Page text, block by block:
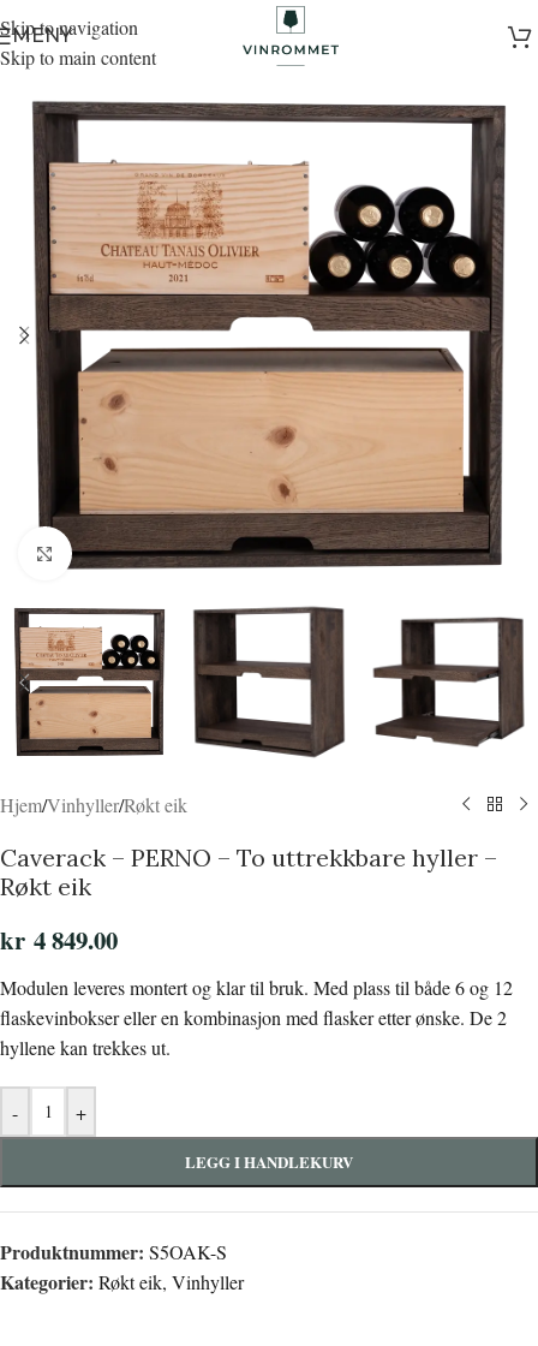
Skip to navigation
Skip to main content
MENY
Click to enlarge
Hjem/Vinhyller/Røkt eik
Caverack – PERNO – To uttrekkbare hyller –
Røkt eik
kr 4 849.00
Modulen leveres montert og klar til bruk. Med plass til både 6 og 12
flaskevinbokser eller en kombinasjon med flasker etter ønske. De 2
hyllene kan trekkes ut.
- +
LEGG I HANDLEKURV
Produktnummer: S5OAK-S
Kategorier: Røkt eik, Vinhyller